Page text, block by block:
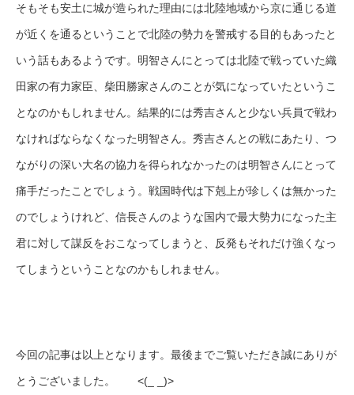
そもそも安土に城が造られた理由には北陸地域から京に通じる道
が近くを通るということで北陸の勢力を警戒する目的もあったと
いう話もあるようです。明智さんにとっては北陸で戦っていた織
田家の有力家臣、柴田勝家さんのことが気になっていたというこ
となのかもしれません。結果的には秀吉さんと少ない兵員で戦わ
なければならなくなった明智さん。秀吉さんとの戦にあたり、つ
ながりの深い大名の協力を得られなかったのは明智さんにとって
痛手だったことでしょう。戦国時代は下剋上が珍しくは無かった
のでしょうけれど、信長さんのような国内で最大勢力になった主
君に対して謀反をおこなってしまうと、反発もそれだけ強くなっ
てしまうということなのかもしれません。
今回の記事は以上となります。最後までご覧いただき誠にありが
とうございました。 <(_ _)>